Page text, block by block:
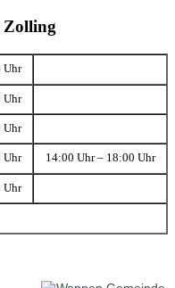
Zolling
Uhr
Uhr
Uhr
Uhr 14:00 Uhr – 18:00 Uhr
Uhr